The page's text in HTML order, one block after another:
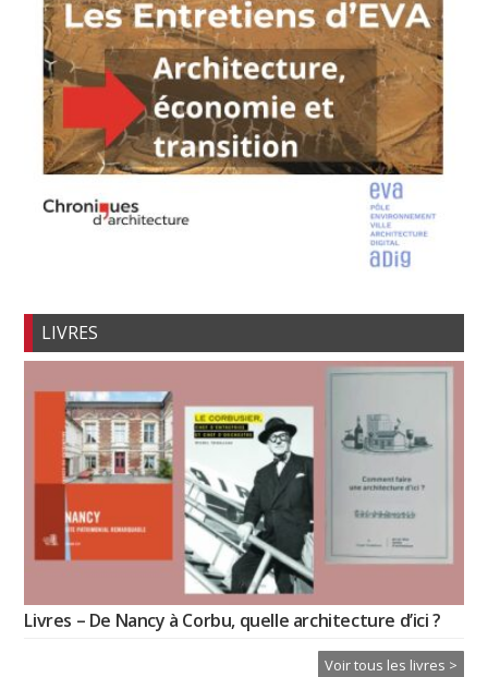
LIVRES
Livres – De Nancy à Corbu, quelle architecture d’ici ?
Voir tous les livres >